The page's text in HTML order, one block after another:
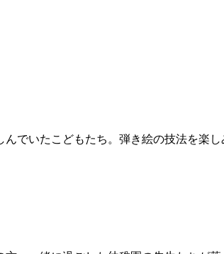
でいたこどもたち。弾き絵の技法を楽し